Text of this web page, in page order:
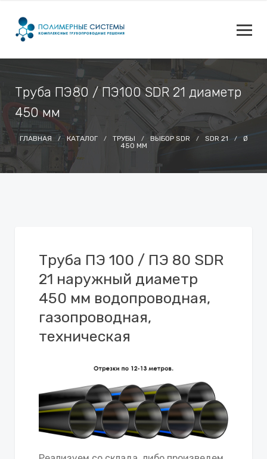
Труба ПЭ80 / ПЭ100 SDR 21 диаметр
450 мм
ГЛАВНАЯ КАТАЛОГ ТРУБЫ ВЫБОР SDR SDR 21
Ø
450 ММ
Труба ПЭ 100 / ПЭ 80 SDR
21 наружный диаметр
450 мм водопроводная,
газопроводная,
техническая